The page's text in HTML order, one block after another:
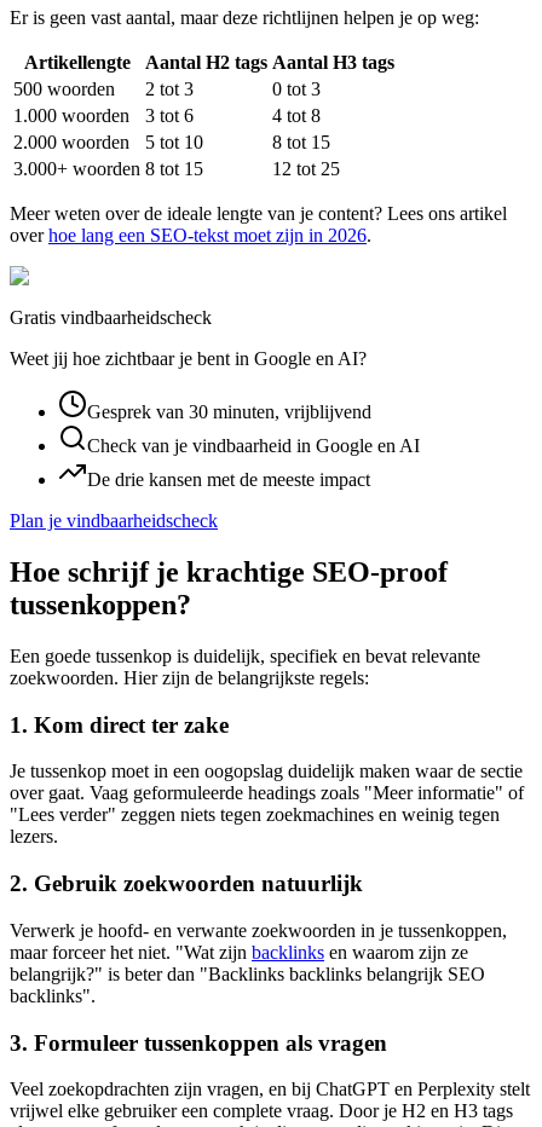
Er is geen vast aantal, maar deze richtlijnen helpen je op weg:
Artikellengte Aantal H2 tags Aantal H3 tags
500 woorden
2 tot 3
0 tot 3
1.000 woorden
3 tot 6
4 tot 8
2.000 woorden
5 tot 10
8 tot 15
3.000+ woorden 8 tot 15 12 tot 25
Meer weten over de ideale lengte van je content? Lees ons artikel
overhoe lang een SEO-tekst moet zijn in 2026.
Gratis vindbaarheidscheck
Weet jij hoe zichtbaar je bent in Google en AI?
Gesprek van 30 minuten, vrijblijvend
Check van je vindbaarheid in Google en AI
De drie kansen met de meeste impact
Plan je vindbaarheidscheck
Hoe schrijf je krachtige SEO-proof
tussenkoppen?
Een goede tussenkop is duidelijk, specifiek en bevat relevante
zoekwoorden. Hier zijn de belangrijkste regels:
1. Kom direct ter zake
Je tussenkop moet in een oogopslag duidelijk maken waar de sectie
over gaat. Vaag geformuleerde headings zoals "Meer informatie" of
"Lees verder" zeggen niets tegen zoekmachines en weinig tegen
lezers.
2. Gebruik zoekwoorden natuurlijk
Verwerk je hoofd- en verwante zoekwoorden in je tussenkoppen,
maar forceer het niet. "Wat zijn backlinks en waarom zijn ze
belangrijk?" is beter dan "Backlinks backlinks belangrijk SEO
backlinks".
3. Formuleer tussenkoppen als vragen
Veel zoekopdrachten zijn vragen, en bij ChatGPT en Perplexity stelt
vrijwel elke gebruiker een complete vraag. Door je H2 en H3 tags